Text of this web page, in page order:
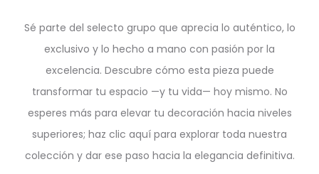
Sé parte del selecto grupo que aprecia lo auténtico, lo
exclusivo y lo hecho a mano con pasión por la
excelencia. Descubre cómo esta pieza puede
transformar tu espacio —y tu vida— hoy mismo. No
esperes más para elevar tu decoración hacia niveles
superiores; haz clic aquí para explorar toda nuestra
colección y dar ese paso hacia la elegancia definitiva.